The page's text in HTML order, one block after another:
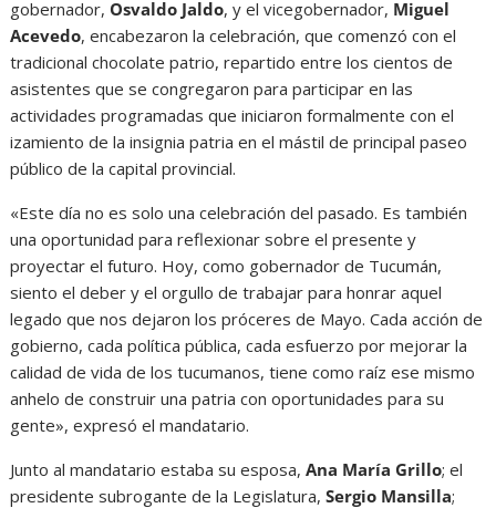
gobernador, Osvaldo Jaldo, y el vicegobernador, Miguel
Acevedo, encabezaron la celebración, que comenzó con el
tradicional chocolate patrio, repartido entre los cientos de
asistentes que se congregaron para participar en las
actividades programadas que iniciaron formalmente con el
izamiento de la insignia patria en el mástil de principal paseo
público de la capital provincial.
«Este día no es solo una celebración del pasado. Es también
una oportunidad para reflexionar sobre el presente y
proyectar el futuro. Hoy, como gobernador de Tucumán,
siento el deber y el orgullo de trabajar para honrar aquel
legado que nos dejaron los próceres de Mayo. Cada acción de
gobierno, cada política pública, cada esfuerzo por mejorar la
calidad de vida de los tucumanos, tiene como raíz ese mismo
anhelo de construir una patria con oportunidades para su
gente», expresó el mandatario.
Junto al mandatario estaba su esposa,Ana María Grillo; el
presidente subrogante de la Legislatura,Sergio Mansilla;